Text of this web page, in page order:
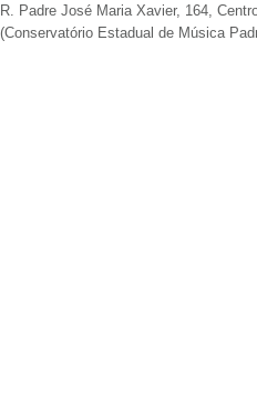
R. Padre José Maria Xavier, 164,
(Conservatório Estadual de Música